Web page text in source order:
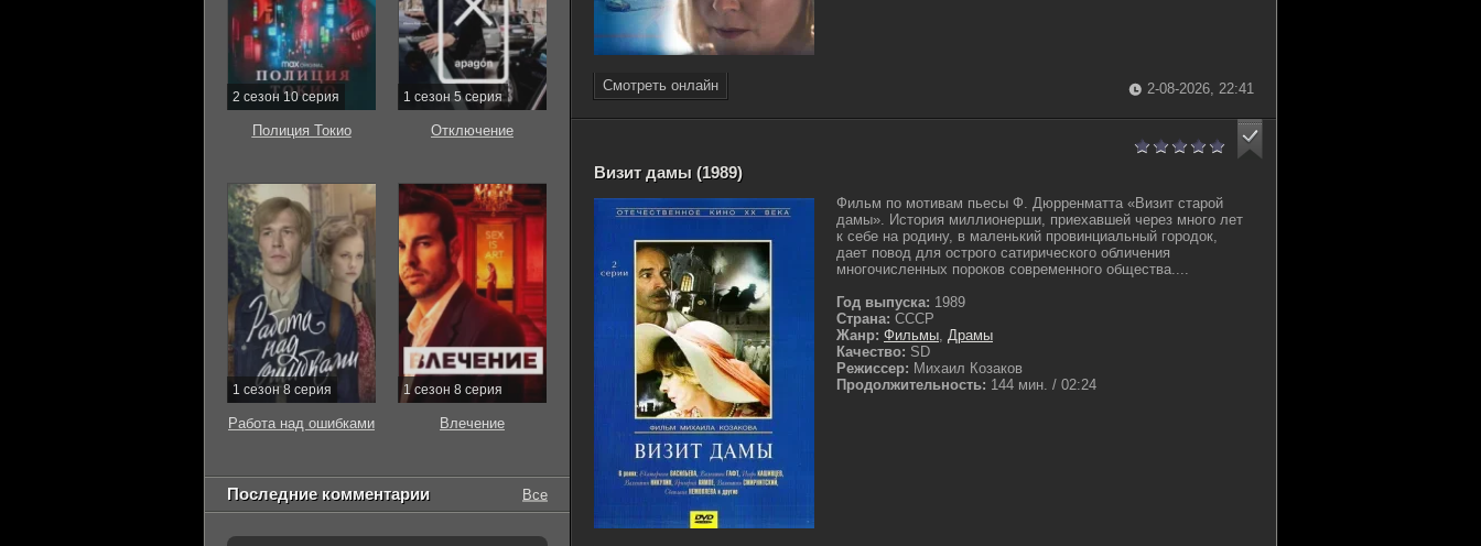
Смотреть онлайн 2-08-2026, 22:41
Визит дамы (1989)
Фильм по мотивам пьесы Ф. Дюрренматта «Визит старой
дамы». История миллионерши, приехавшей через много лет
к себе на родину, в маленький провинциальный городок,
дает повод для острого сатирического обличения
многочисленных пороков современного общества....
Год выпуска: 1989
Страна: СССР
Жанр: Фильмы, Драмы
Качество: SD
Режиссер: Михаил Козаков
Продолжительность: 144 мин. / 02:24
2 сезон 10 серия
Полиция Токио
1 сезон 5 серия
Отключение
1 сезон 8 серия
Работа над ошибками
1 сезон 8 серия
Влечение
Последние комментарии Все